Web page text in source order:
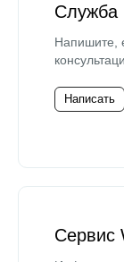
Служба
Напишите,
Написать
Сервис